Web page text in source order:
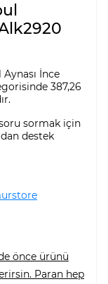
İnce
387,26
sormak için
destek
önce ürünü
Paran hep